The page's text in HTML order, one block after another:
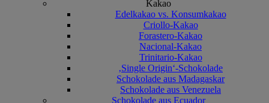
Kakao
Edelkakao vs. Konsumkakao
Criollo-Kakao
Forastero-Kakao
Nacional-Kakao
Trinitario-Kakao
‚Single Origin‘-Schokolade
Schokolade aus Madagaskar
Schokolade aus Venezuela
Schokolade aus Ecuador